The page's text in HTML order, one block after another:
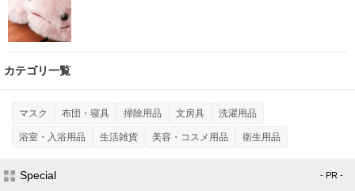
カテゴリ一覧
マスク 布団・寝具 掃除用品 文房具 洗濯用品
浴室・入浴用品 生活雑貨 美容・コスメ用品 衛生用品
Special - PR -